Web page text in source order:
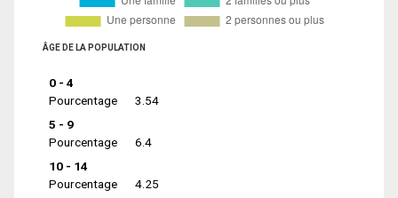
ÂGE DE LA POPULATION
0 - 4
Pourcentage
3.54
5 - 9
Pourcentage
6.4
10 - 14
Pourcentage
4.25